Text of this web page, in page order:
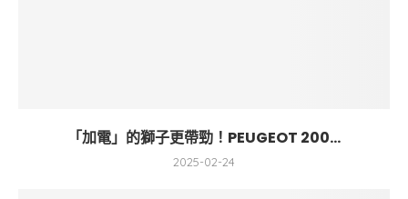
「加電」的獅子更帶勁！PEUGEOT 200...
2025-02-24